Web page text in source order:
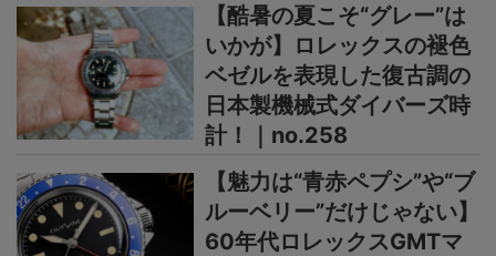
【酷暑の夏こそ“グレー”は
いかが】ロレックスの褪色
ベゼルを表現した復古調の
日本製機械式ダイバーズ時
計！｜no.258
【魅力は“青赤ペプシ”や“ブ
ルーベリー”だけじゃない】
60年代ロレックスGMTマ